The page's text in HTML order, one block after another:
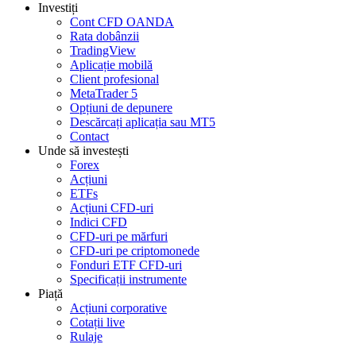
Investiți
Cont CFD OANDA
Rata dobânzii
TradingView
Aplicație mobilă
Client profesional
MetaTrader 5
Opțiuni de depunere
Descărcați aplicația sau MT5
Contact
Unde să investești
Forex
Acțiuni
ETFs
Acțiuni CFD-uri
Indici CFD
CFD-uri pe mărfuri
CFD-uri pe criptomonede
Fonduri ETF CFD-uri
Specificații instrumente
Piață
Acțiuni corporative
Cotații live
Rulaje